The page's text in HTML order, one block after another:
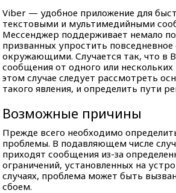
Viber — удобное приложение для
текстовыми и мультимедийными
Мессенджер поддерживает немало
призванных упростить
окружающими. Случается так, что в
сообщения от одного или нескольких
этом случае следует рассмотреть
такого явления, и определить пути
Возможные причины
Прежде всего необходимо
проблемы. В подавляющем числе
приходят сообщения из-за
ограничений, установленных на
случаях, проблема может быть
сбоем.